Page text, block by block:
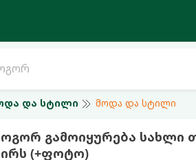
და სტილი მოდა და სტილი
გამოიყურება სახლი
(+ფოტო)